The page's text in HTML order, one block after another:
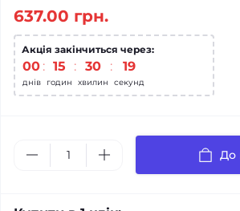
637.00 грн.
Акція закінчиться через:
00
днів
15
годин
30
хвилин
19
секунд
До